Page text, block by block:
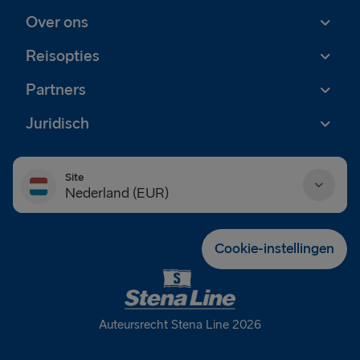
Over ons
Reisopties
Partners
Juridisch
Site
Nederland (EUR)
Cookie-instellingen
Auteursrecht Stena Line 2026